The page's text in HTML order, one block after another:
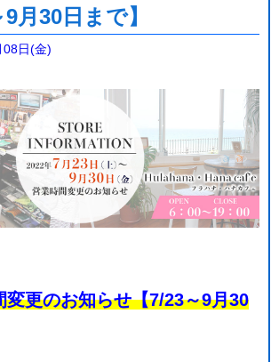
9月30日まで】
08日(金)
変更のお知らせ【7/23～9月30